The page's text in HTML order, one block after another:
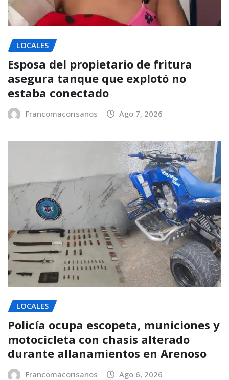
LOCALES
Esposa del propietario de fritura
asegura tanque que explotó no
estaba conectado
Francomacorisanos Ago 7, 2026
LOCALES
Policía ocupa escopeta, municiones y
motocicleta con chasis alterado
durante allanamientos en Arenoso
Francomacorisanos Ago 6, 2026